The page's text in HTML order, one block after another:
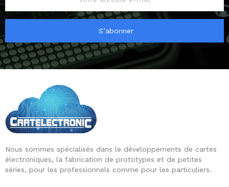
S’abonner
Nous sommes spécialisés dans le développements de cartes
électroniques, la fabrication de prototypes et de petites
séries, pour les professionnels comme pour les particuliers.